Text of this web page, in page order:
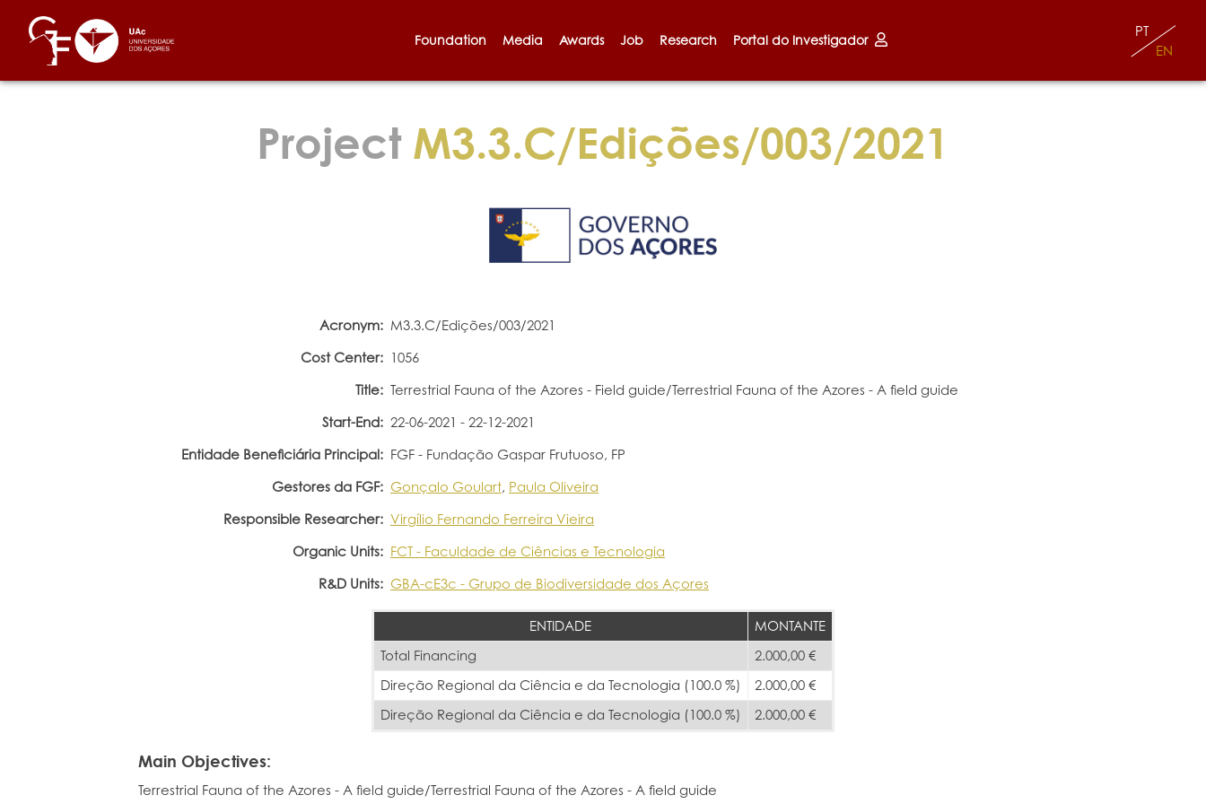
Foundation Media Awards Job Research Portal do Investigador
EN
PT
Project M3.3.C/Edições/003/2021
Acronym: M3.3.C/Edições/003/2021
Cost Center: 1056
Title: Terrestrial Fauna of the Azores - Field guide/Terrestrial Fauna of the Azores - A field guide
Start-End: 22-06-2021 - 22-12-2021
Entidade Beneficiária Principal: FGF - Fundação Gaspar Frutuoso, FP
Gestores da FGF: Gonçalo Goulart, Paula Oliveira
Responsible Researcher: Virgílio Fernando Ferreira Vieira
Organic Units: FCT - Faculdade de Ciências e Tecnologia
R&D Units: GBA-cE3c - Grupo de Biodiversidade dos Açores
ENTIDADE
MONTANTE
Total Financing
2.000,00 €
Direção Regional da Ciência e da Tecnologia (100.0 %)
2.000,00 €
Direção Regional da Ciência e da Tecnologia (100.0 %)
2.000,00 €
Main Objectives:
Terrestrial Fauna of the Azores - A field guide/Terrestrial Fauna of the Azores - A field guide